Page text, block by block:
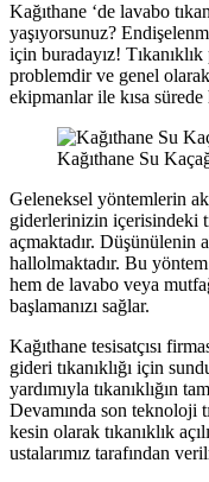
Kağıthane ‘de lavabo
yaşıyorsunuz?
için buradayız!
problemdir ve genel
ekipmanlar ile kısa sürede
Kağıthane Su
Geleneksel yöntemlerin
giderlerinizin içerisindeki
açmaktadır. Düşünülenin
hallolmaktadır. Bu
hem de lavabo veya
başlamanızı sağlar.
Kağıthane tesisatçısı
gideri tıkanıklığı için
yardımıyla tıkanıklığın
Devamında son teknoloji
kesin olarak tıkanıklık
ustalarımız tarafından